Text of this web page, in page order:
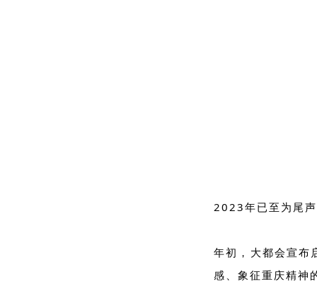
2023年已至为尾
年初，大都会宣布
感、象征重庆精神